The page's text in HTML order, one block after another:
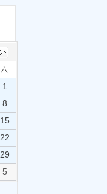
六
1
8
15
22
29
5